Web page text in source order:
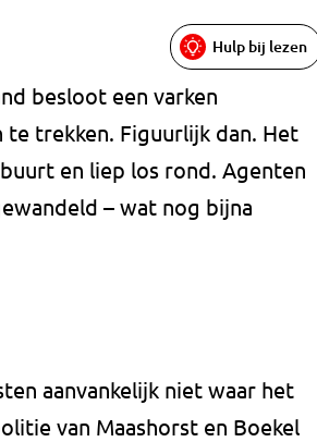
Hulp bij lezen
besloot een varken
trekken. Figuurlijk dan. Het
en liep los rond. Agenten
– wat nog bijna
aanvankelijk niet waar het
van Maashorst en Boekel